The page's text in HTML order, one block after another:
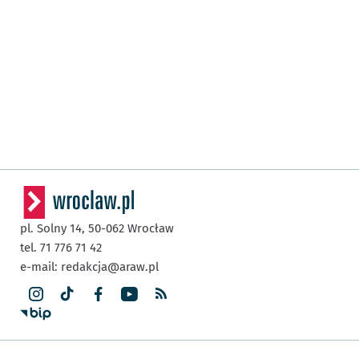
pl. Solny 14, 50-062 Wrocław
tel. 71 776 71 42
e-mail: redakcja@araw.pl